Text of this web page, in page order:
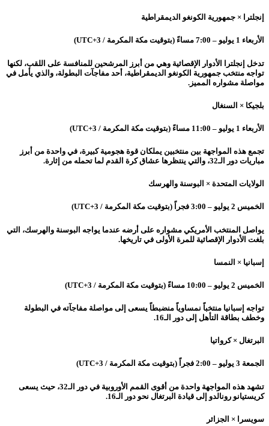
إنجلترا × جمهورية الكونغو الديمقراطية
الأربعاء 1 يوليو – 7:00 مساءً (بتوقيت مكة المكرمة / UTC+3)
تدخل إنجلترا الأدوار الإقصائية وهي من أبرز المرشحين للمنافسة على اللقب، لكنها
تواجه منتخب جمهورية الكونغو الديمقراطية، أحد مفاجآت البطولة، والذي يأمل في
مواصلة مشواره المميز.
بلجيكا × السنغال
الأربعاء 1 يوليو – 11:00 مساءً (بتوقيت مكة المكرمة / UTC+3)
تجمع هذه المواجهة بين منتخبين يملكان قوة هجومية كبيرة، في واحدة من أبرز
مباريات دور الـ32، والتي ينتظرها عشاق كرة القدم لما تحمله من إثارة.
الولايات المتحدة × البوسنة والهرسك
الخميس 2 يوليو – 3:00 فجراً (بتوقيت مكة المكرمة / UTC+3)
يواصل المنتخب الأمريكي مشواره على أرضه عندما يواجه البوسنة والهرسك، التي
بلغت الأدوار الإقصائية للمرة الأولى في تاريخها.
إسبانيا × النمسا
الخميس 2 يوليو – 10:00 مساءً (بتوقيت مكة المكرمة / UTC+3)
تواجه إسبانيا منتخباً نمساوياً منضبطاً يسعى إلى مواصلة مفاجآته في البطولة
وخطف بطاقة التأهل إلى دور الـ16.
البرتغال × كرواتيا
الجمعة 3 يوليو – 2:00 فجراً (بتوقيت مكة المكرمة / UTC+3)
تشهد هذه المواجهة واحدة من أقوى القمم الأوروبية في دور الـ32، حيث يسعى
كريستيانو رونالدو إلى قيادة البرتغال نحو دور الـ16.
سويسرا × الجزائر